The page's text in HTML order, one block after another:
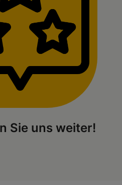
Sie uns weiter!